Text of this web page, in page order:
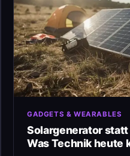
GADGETS & WEARABLES
Solargenerator
Was Technik heute